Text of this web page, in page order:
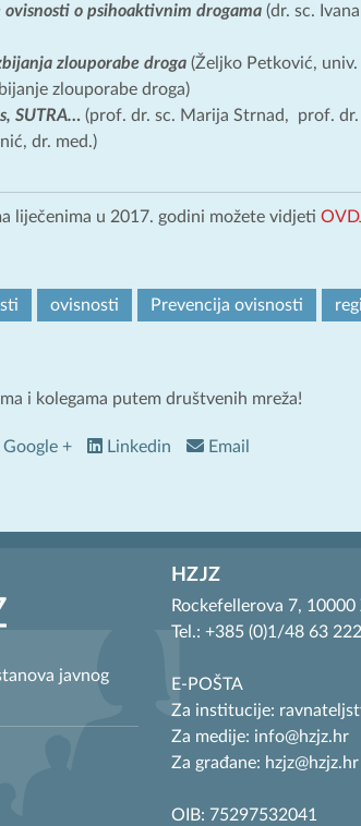
o psihoaktivnim drogama (dr. sc.
zlouporabe droga (Željko Petković,
zlouporabe droga)
SUTRA… (prof. dr. sc. Marija Strnad, prof. dr.
dr. med.)
liječenima u 2017. godini možete vidjeti
ovisnosti Prevencija ovisnosti
i kolegama putem društvenih mreža!
Google + Linkedin Email
javnog
HZJZ
Rockefellerova 7, 10000
Tel.: +385 (0)1/48 63 222
E-POŠTA
Za institucije:
Za medije: info@hzjz.hr
Za građane: hzjz@hzjz.hr
OIB: 75297532041